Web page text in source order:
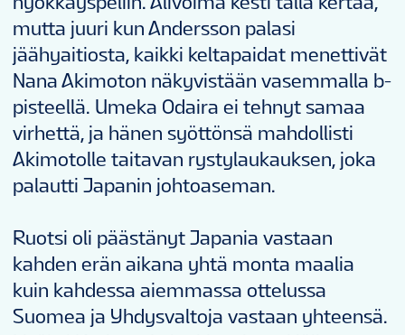
mutta juuri kun Andersson palasi
jäähyaitiosta, kaikki keltapaidat menettivät
Nana Akimoton näkyvistään vasemmalla b-
pisteellä. Umeka Odaira ei tehnyt samaa
virhettä, ja hänen syöttönsä mahdollisti
Akimotolle taitavan rystylaukauksen, joka
palautti Japanin johtoaseman.
Ruotsi oli päästänyt Japania vastaan
kahden erän aikana yhtä monta maalia
kuin kahdessa aiemmassa ottelussa
Suomea ja Yhdysvaltoja vastaan yhteensä.